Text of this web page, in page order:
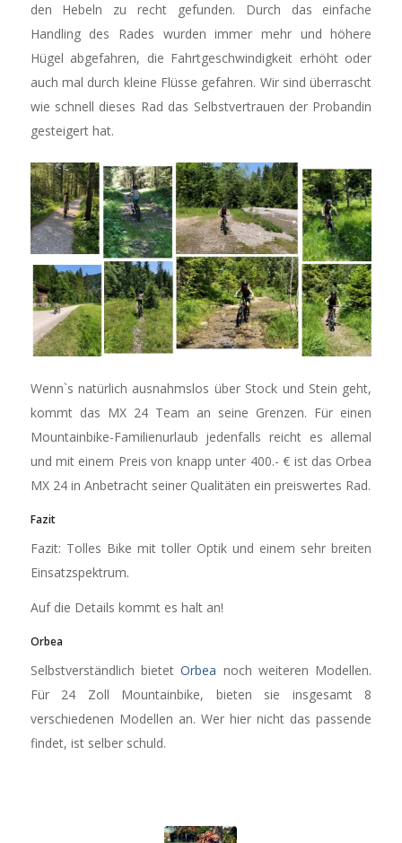
den Hebeln zu recht gefunden. Durch das einfache
Handling des Rades wurden immer mehr und höhere
Hügel abgefahren, die Fahrtgeschwindigkeit erhöht oder
auch mal durch kleine Flüsse gefahren. Wir sind überrascht
wie schnell dieses Rad das Selbstvertrauen der Probandin
gesteigert hat.
Wenn`s natürlich ausnahmslos über Stock und Stein geht,
kommt das MX 24 Team an seine Grenzen. Für einen
Mountainbike-Familienurlaub jedenfalls reicht es allemal
und mit einem Preis von knapp unter 400.- € ist das Orbea
MX 24 in Anbetracht seiner Qualitäten ein preiswertes Rad.
Fazit
Fazit: Tolles Bike mit toller Optik und einem sehr breiten
Einsatzspektrum.
Auf die Details kommt es halt an!
Orbea
Selbstverständlich bietetOrbea noch weiteren Modellen.
Für 24 Zoll Mountainbike, bieten sie insgesamt 8
verschiedenen Modellen an. Wer hier nicht das passende
findet, ist selber schuld.